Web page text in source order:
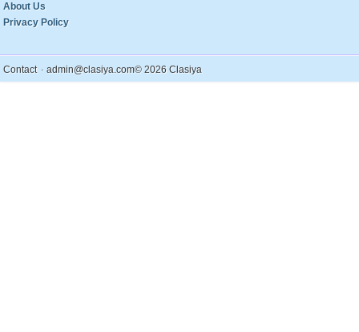
About Us
Privacy Policy
Contact . admin@clasiya.com© 2026 Clasiya